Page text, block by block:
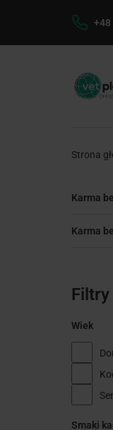
+48
Strona
Karma
Karma
Filtry
Wiek
Smaki